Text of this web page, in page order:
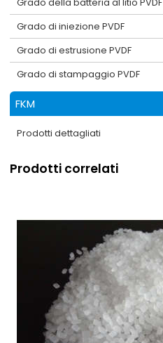
Grado di iniezione PVDF
Grado di estrusione PVDF
Grado di stampaggio PVDF
FKM
Prodotti dettagliati
Prodotti correlati